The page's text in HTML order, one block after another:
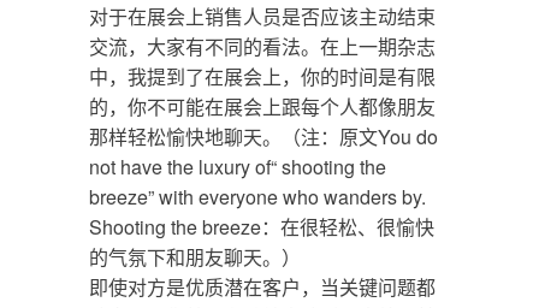
对于在展会上销售人员是否应该主动结束
交流，大家有不同的看法。在上一期杂志
中，我提到了在展会上，你的时间是有限
的，你不可能在展会上跟每个人都像朋友
那样轻松愉快地聊天。（注：原文You do
not have the luxury of“ shooting the
breeze” with everyone who wanders by.
Shooting the breeze：在很轻松、很愉快
的气氛下和朋友聊天。）
即使对方是优质潜在客户，当关键问题都